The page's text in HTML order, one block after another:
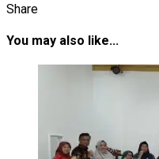
Share
You may also like...